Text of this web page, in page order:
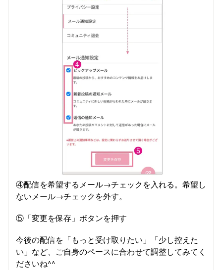
④配信を希望するメール→チェックを入れる。希望し
ないメール→チェックを外す。
⑤「変更を保存」ボタンを押す
今後の配信を「もっと受け取りたい」「少し控えた
い」など、ご自身のペースに合わせて調整してみてく
ださいね^^